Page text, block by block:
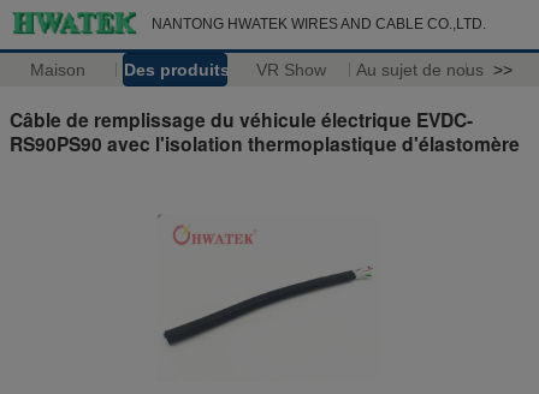
NANTONG HWATEK WIRES AND CABLE CO.,LTD.
Maison Des produits VR Show Au sujet de nous >>
Câble de remplissage du véhicule électrique EVDC-
RS90PS90 avec l'isolation thermoplastique d'élastomère